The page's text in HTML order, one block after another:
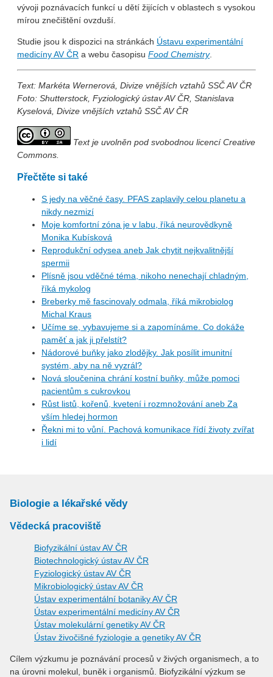
vývoji poznávacích funkcí u dětí žijících v oblastech s vysokou
mírou znečištění ovzduší.
Studie jsou k dispozici na stránkách Ústavu experimentální
medicíny AV ČR a webu časopisu Food Chemistry.
Text: Markéta Wernerová, Divize vnějších vztahů SSČ AV ČR
Foto: Shutterstock, Fyziologický ústav AV ČR, Stanislava
Kyselová, Divize vnějších vztahů SSČ AV ČR
Text je uvolněn pod svobodnou licencí Creative
Commons.
Přečtěte si také
S jedy na věčné časy. PFAS zaplavily celou planetu a
nikdy nezmizí
Moje komfortní zóna je v labu, říká neurovědkyně
Monika Kubísková
Reprodukční odysea aneb Jak chytit nejkvalitnější
spermii
Plísně jsou vděčné téma, nikoho nenechají chladným,
říká mykolog
Breberky mě fascinovaly odmala, říká mikrobiolog
Michal Kraus
Učíme se, vybavujeme si a zapomínáme. Co dokáže
paměť a jak ji přelstít?
Nádorové buňky jako zlodějky. Jak posílit imunitní
systém, aby na ně vyzrál?
Nová sloučenina chrání kostní buňky, může pomoci
pacientům s cukrovkou
Růst listů, kořenů, kvetení i rozmnožování aneb Za
vším hledej hormon
Řekni mi to vůní. Pachová komunikace řídí životy zvířat
i lidí
Biologie a lékařské vědy
Vědecká pracoviště
Biofyzikální ústav AV ČR
Biotechnologický ústav AV ČR
Fyziologický ústav AV ČR
Mikrobiologický ústav AV ČR
Ústav experimentální botaniky AV ČR
Ústav experimentální medicíny AV ČR
Ústav molekulární genetiky AV ČR
Ústav živočišné fyziologie a genetiky AV ČR
Cílem výzkumu je poznávání procesů v živých organismech, a to
na úrovni molekul, buněk i organismů. Biofyzikální výzkum se